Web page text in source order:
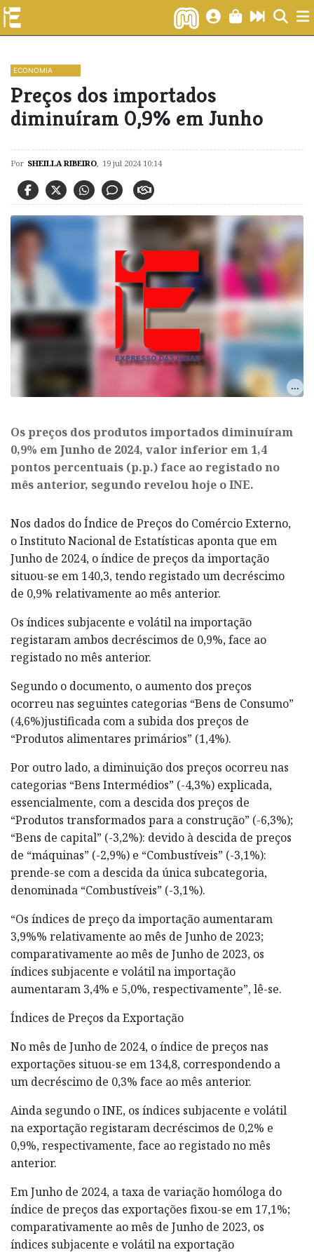
ECONOMIA
Preços dos importados
diminuíram 0,9% em Junho
Por SHEILLA RIBEIRO, 19 jul 2024 10:14
Os preços dos produtos importados diminuíram
0,9% em Junho de 2024, valor inferior em 1,4
pontos percentuais (p.p.) face ao registado no
mês anterior, segundo revelou hoje o INE.
Nos dados do Índice de Preços do Comércio Externo,
o Instituto Nacional de Estatísticas aponta que em
Junho de 2024, o índice de preços da importação
situou-se em 140,3, tendo registado um decréscimo
de 0,9% relativamente ao mês anterior.
Os índices subjacente e volátil na importação
registaram ambos decréscimos de 0,9%, face ao
registado no mês anterior.
Segundo o documento, o aumento dos preços
ocorreu nas seguintes categorias “Bens de Consumo”
(4,6%)justificada com a subida dos preços de
“Produtos alimentares primários” (1,4%).
Por outro lado, a diminuição dos preços ocorreu nas
categorias “Bens Intermédios” (-4,3%) explicada,
essencialmente, com a descida dos preços de
“Produtos transformados para a construção” (-6,3%);
“Bens de capital” (-3,2%): devido à descida de preços
de “máquinas” (-2,9%) e “Combustíveis” (-3,1%):
prende-se com a descida da única subcategoria,
denominada “Combustíveis” (-3,1%).
“Os índices de preço da importação aumentaram
3,9%% relativamente ao mês de Junho de 2023;
comparativamente ao mês de Junho de 2023, os
índices subjacente e volátil na importação
aumentaram 3,4% e 5,0%, respectivamente”, lê-se.
Índices de Preços da Exportação
No mês de Junho de 2024, o índice de preços nas
exportações situou-se em 134,8, correspondendo a
um decréscimo de 0,3% face ao mês anterior.
Ainda segundo o INE, os índices subjacente e volátil
na exportação registaram decréscimos de 0,2% e
0,9%, respectivamente, face ao registado no mês
anterior.
Em Junho de 2024, a taxa de variação homóloga do
índice de preços das exportações fixou-se em 17,1%;
comparativamente ao mês de Junho de 2023, os
índices subjacente e volátil na exportação